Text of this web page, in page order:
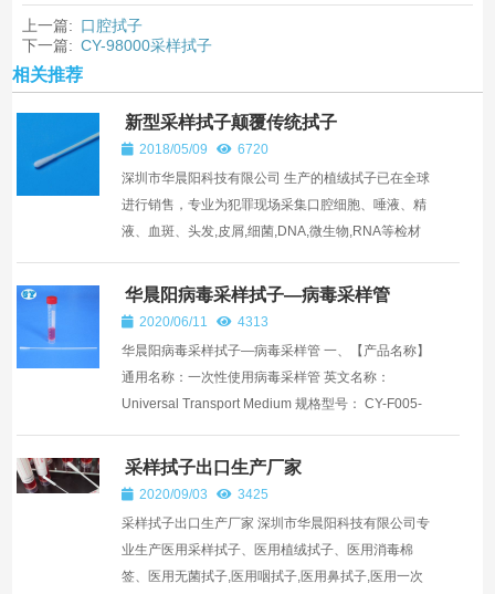
上一篇: 口腔拭子
下一篇: CY-98000采样拭子
相关推荐
新型采样拭子颠覆传统拭子
2018/05/09
6720
深圳市华晨阳科技有限公司 生产的植绒拭子已在全球
进行销售，专业为犯罪现场采集口腔细胞、唾液、精
液、血斑、头发,皮屑,细菌,DNA,微生物,RNA等检材
子采用专利技术...
华晨阳病毒采样拭子—病毒采样管
2020/06/11
4313
华晨阳病毒采样拭子—病毒采样管 一、【产品名称】
通用名称：一次性使用病毒采样管 英文名称：
Universal Transport Medium 规格型号： CY-F005-
20...
采样拭子出口生产厂家
2020/09/03
3425
采样拭子出口生产厂家 深圳市华晨阳科技有限公司专
业生产医用采样拭子、医用植绒拭子、医用消毒棉
签、医用无菌拭子,医用咽拭子,医用鼻拭子,医用一次